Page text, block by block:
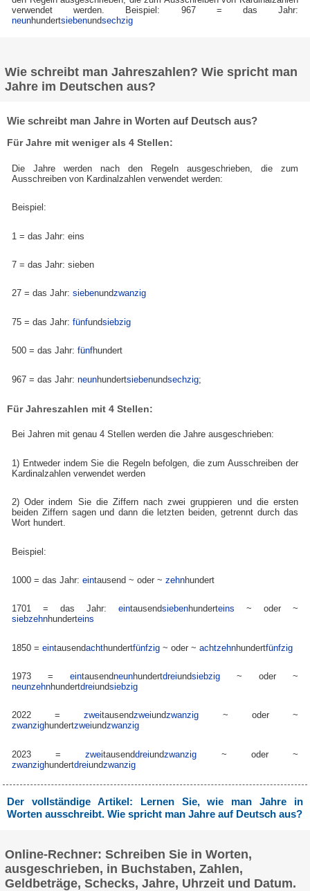
verwendet werden. Beispiel: 967 = das Jahr:
neunhundertsiebenundsechzig
Wie schreibt man Jahreszahlen? Wie spricht man
Jahre im Deutschen aus?
Wie schreibt man Jahre in Worten auf Deutsch aus?
Für Jahre mit weniger als 4 Stellen:
Die Jahre werden nach den Regeln ausgeschrieben, die zum
Ausschreiben von Kardinalzahlen verwendet werden:
Beispiel:
1 = das Jahr: eins
7 = das Jahr: sieben
27 = das Jahr:siebenundzwanzig
75 = das Jahr:fünfundsiebzig
500 = das Jahr:fünfhundert
967 = das Jahr:neunhundertsiebenundsechzig;
Für Jahreszahlen mit 4 Stellen:
Bei Jahren mit genau 4 Stellen werden die Jahre ausgeschrieben:
1) Entweder indem Sie die Regeln befolgen, die zum Ausschreiben der
Kardinalzahlen verwendet werden
2) Oder indem Sie die Ziffern nach zwei gruppieren und die ersten
beiden Ziffern sagen und dann die letzten beiden, getrennt durch das
Wort hundert.
Beispiel:
1000 = das Jahr:eintausend ~ oder ~zehnhundert
1701 = das Jahr: eintausendsiebenhunderteins ~ oder ~
siebzehnhunderteins
1850 =eintausendachthundertfünfzig ~ oder ~achtzehnhundertfünfzig
1973 =eintausendneunhundertdreiundsiebzig ~ oder ~
neunzehnhundertdreiundsiebzig
2022 =zweitausendzweiundzwanzig ~ oder ~
zwanzighundertzweiundzwanzig
2023 =zweitausenddreiundzwanzig ~ oder ~
zwanzighundertdreiundzwanzig
Der vollständige Artikel: Lernen Sie, wie man Jahre in
Worten ausschreibt. Wie spricht man Jahre auf Deutsch aus?
Online-Rechner: Schreiben Sie in Worten,
ausgeschrieben, in Buchstaben, Zahlen,
Geldbeträge, Schecks, Jahre, Uhrzeit und Datum.